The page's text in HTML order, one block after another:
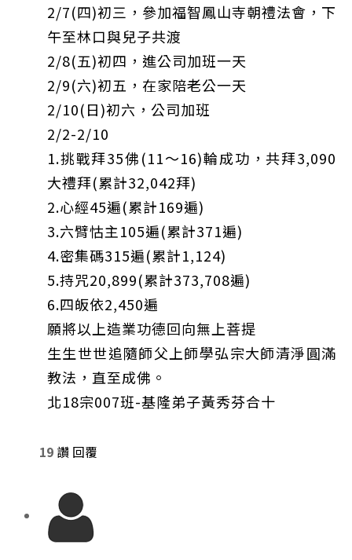
2/7(四)初三，參加福智鳳山寺朝禮法會，下
午至林口與兒子共渡
2/8(五)初四，進公司加班一天
2/9(六)初五，在家陪老公一天
2/10(日)初六，公司加班
2/2-2/10
1.挑戰拜35佛(11～16)輪成功，共拜3,090
大禮拜(累計32,042拜)
2.心經45遍(累計169遍)
3.六臂怙主105遍(累計371遍)
4.密集碼315遍(累計1,124)
5.持咒20,899(累計373,708遍)
6.四皈依2,450遍
願將以上造業功德回向無上菩提
生生世世追隨師父上師學弘宗大師清淨圓滿
教法，直至成佛。
北18宗007班-基隆弟子黃秀芬合十
19 讚 回覆